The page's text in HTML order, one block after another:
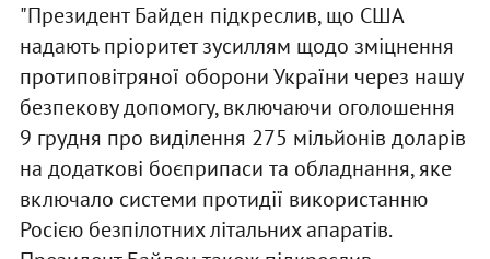
"Президент Байден підкреслив, що США
надають пріоритет зусиллям щодо зміцнення
протиповітряної оборони України через нашу
безпекову допомогу, включаючи оголошення
9 грудня про виділення 275 мільйонів доларів
на додаткові боєприпаси та обладнання, яке
включало системи протидії використанню
Росією безпілотних літальних апаратів.